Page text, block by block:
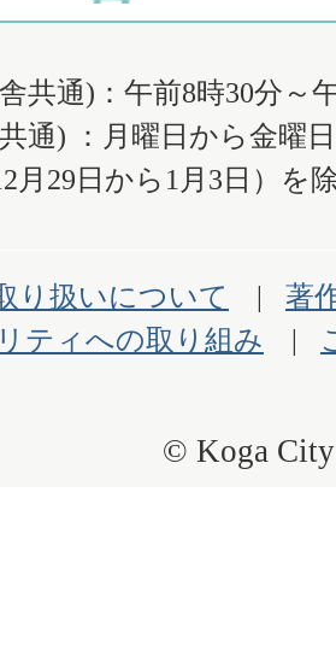
共通)：午前8時30分～
通) ：月曜日から金曜
月29日から1月3日）を
り扱いについて
著
ティへの取り組み
© Koga City